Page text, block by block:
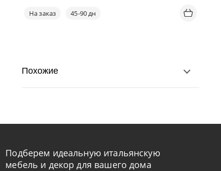
На заказ 45-90 дн
Похожие
Подберем идеальную итальянскую
мебель и декор для вашего дома